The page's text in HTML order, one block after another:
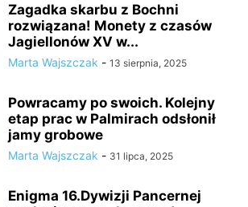
Zagadka skarbu z Bochni
rozwiązana! Monety z czasów
Jagiellonów XV w...
Marta Wajszczak - 13 sierpnia, 2025
Powracamy po swoich. Kolejny
etap prac w Palmirach odsłonił
jamy grobowe
Marta Wajszczak - 31 lipca, 2025
Enigma 16.Dywizji Pancernej